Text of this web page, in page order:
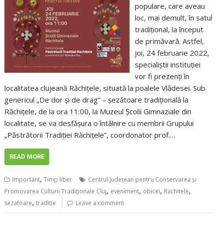
populare, care aveau
loc, mai demult, în satul
tradițional, la început
de primăvară. Astfel,
joi, 24 februarie 2022,
specialiștii instituției
vor fi prezenți în
localitatea clujeană Răchițele, situată la poalele Vlădesei. Sub
genericul „De dor și de drag” – șezătoare tradițională la
Răchițele, de la ora 11:00, la Muzeul Școlii Gimnaziale din
localitate, se va desfășura o întâlnire cu membrii Grupului
„Păstrătorii Tradiţiei Răchiţele”, coordonator prof.…
READ MORE
Important,Timp liber
Centrul Județean pentru Conservarea și
Promovarea Culturii Tradiționale Cluj, eveniment, obicei, Rachitele,
sezatoare,traditie Leave a comment